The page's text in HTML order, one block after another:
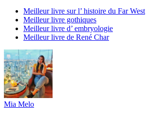
Meilleur livre sur l’ histoire du Far West
Meilleur livre gothiques
Meilleur livre d’ embryologie
Meilleur livre de René Char
Mia Melo